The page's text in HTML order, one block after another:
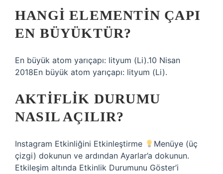
HANGI ELEMENTIN ÇAPI
EN BÜYÜKTÜR?
En büyük atom yarıçapı: lityum (Li).10 Nisan
2018En büyük atom yarıçapı: lityum (Li).
AKTIFLIK DURUMU
NASIL AÇILIR?
Instagram Etkinliğini Etkinleştirme
Menüye (üç
çizgi) dokunun ve ardından Ayarlar’a dokunun.
Etkileşim altında Etkinlik Durumunu Göster’i